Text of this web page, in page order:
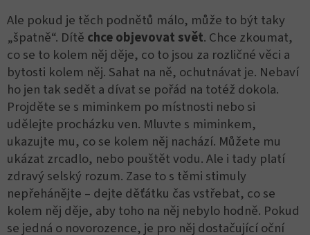
Ale pokud je těch podnětů málo, může to být taky
„špatně“. Dítě chce objevovat svět. Chce zkoumat,
co se to kolem něj děje, co to jsou za rozličné věci a
bytosti kolem něj. Sahat na ně, ochutnávat je. Nebaví
ho jen tak sedět a dívat se pořád na totéž dokola.
Projděte se s miminkem po místnosti nebo si
udělejte procházku ven. Mluvte s miminkem,
ukazujte mu, co se kolem něj nachází. Můžete mu
ukázat zrcadlo, nebo pouštět vodu. Ale i tady platí
zdravý selský rozum. Zase to s těmi stimuly
nepřehánějte – dejte děťátku čas vstřebat, co se
kolem něj děje, aby toho na něj nebylo hodně. Pokud
se jedná o novorozence, je pro něj dostačující oční